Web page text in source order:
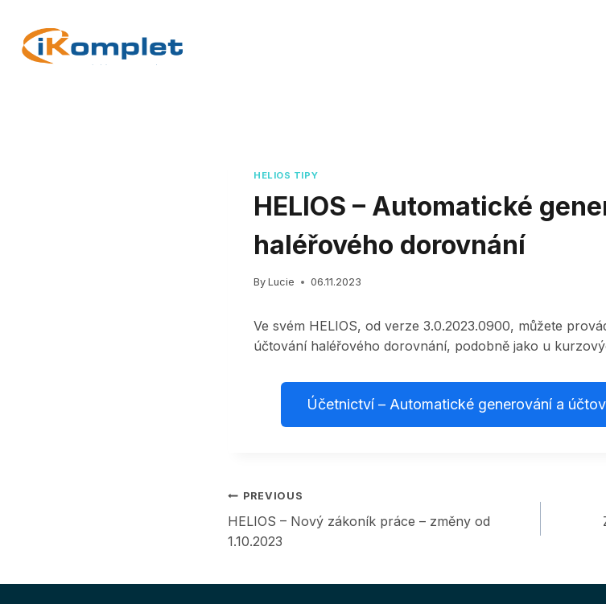
content
HELIOS TIPY
HELIOS – Automatické
haléřového dorovnání
By Lucie 06.11.2023
Ve svém HELIOS, od verze 3.0.2023.0900, můžete
účtování haléřového dorovnání, podobně jako u
Účetnictví – Automatické generování a
Post
navigation
PREVIOUS
HELIOS – Nový zákoník práce – změny od
1.10.2023